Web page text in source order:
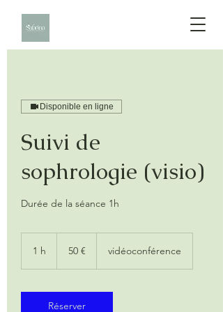
Disponible en ligne
Suivi de
sophrologie (visio)
Durée de la séance 1h
1 h 50 € vidéoconférence
Réserver